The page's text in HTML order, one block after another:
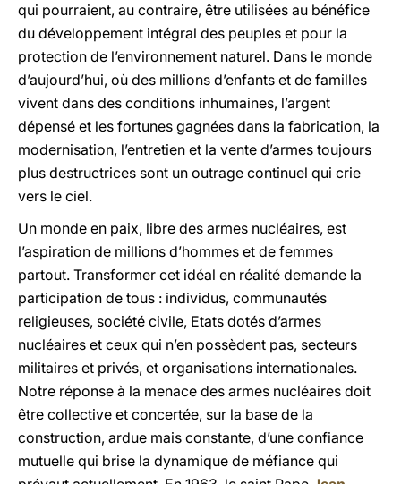
qui pourraient, au contraire, être utilisées au bénéfice
du développement intégral des peuples et pour la
protection de l’environnement naturel. Dans le monde
d’aujourd’hui, où des millions d’enfants et de familles
vivent dans des conditions inhumaines, l’argent
dépensé et les fortunes gagnées dans la fabrication, la
modernisation, l’entretien et la vente d’armes toujours
plus destructrices sont un outrage continuel qui crie
vers le ciel.
Un monde en paix, libre des armes nucléaires, est
l’aspiration de millions d’hommes et de femmes
partout. Transformer cet idéal en réalité demande la
participation de tous : individus, communautés
religieuses, société civile, Etats dotés d’armes
nucléaires et ceux qui n’en possèdent pas, secteurs
militaires et privés, et organisations internationales.
Notre réponse à la menace des armes nucléaires doit
être collective et concertée, sur la base de la
construction, ardue mais constante, d’une confiance
mutuelle qui brise la dynamique de méfiance qui